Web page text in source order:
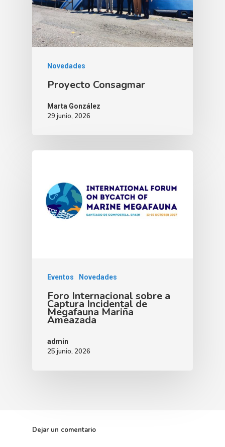
Novedades
Proyecto Consagmar
Marta González
29 junio, 2026
Eventos Novedades
Foro Internacional sobre a
Captura Incidental de
Megafauna Mariña
Ameazada
admin
25 junio, 2026
Dejar un comentario